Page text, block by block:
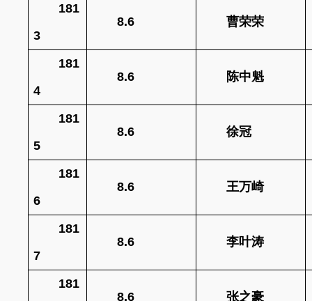
181
3
8.6 曹荣荣
181
4
8.6 陈中魁
181
5
8.6 徐冠
181
6
8.6 王万崎
181
7
8.6 李叶涛
181
8.6 张之豪